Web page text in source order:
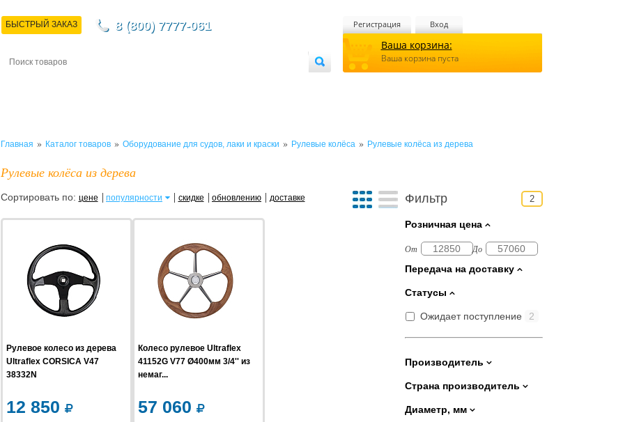
Регистрация Вход
Ваша корзина:
Ваша корзина пуста
БЫСТРЫЙ ЗАКАЗ 8 (800) 7777-061
Главная » Каталог товаров» Оборудование для судов, лаки и краски » Рулевые колёса» Рулевые колёса из дерева
Рулевые колёса из дерева
Фильтр 2
Розничная цена
От До
Передача на доставку
Статусы
Ожидает поступление 2
Производитель
Страна производитель
Диаметр, мм
Сортировать по: цене популярности скидке обновлению доставке
Рулевое колесо из дерева
Ultraflex CORSICA V47
38332N
12 850
Колесо рулевое Ultraflex
41152G V77 Ø400мм 3/4'' из
немаг...
57 060